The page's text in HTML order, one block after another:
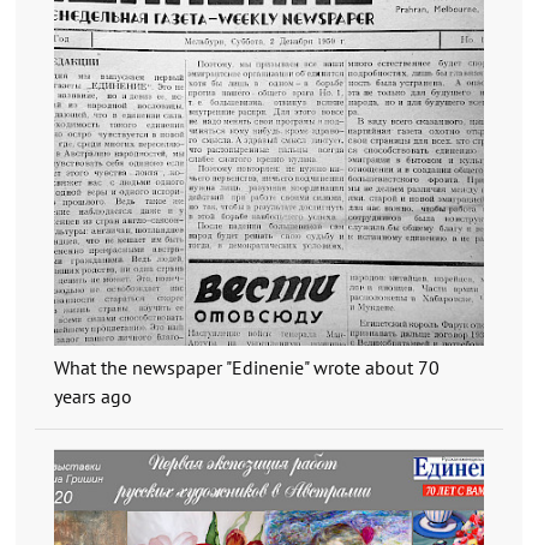
What the newspaper "Edinenie" wrote about 70
years ago